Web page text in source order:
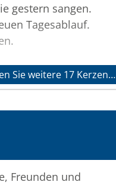
gestern sangen.
Tagesablauf.
dir Glück.
Sie weitere 17 Kerzen…
Freunden und